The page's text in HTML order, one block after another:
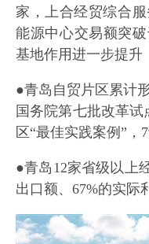
家，上合经贸综合
能源中心交易额突
基地作用进一步提升
●青岛自贸片区累计
国务院第七批改革
区“最佳实践案例”，
●青岛12家省级以上
出口额、67%的实际